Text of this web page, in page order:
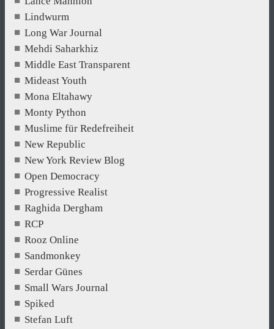
Lindwurm
Long War Journal
Mehdi Saharkhiz
Middle East Transparent
Mideast Youth
Mona Eltahawy
Monty Python
Muslime für Redefreiheit
New Republic
New York Review Blog
Open Democracy
Progressive Realist
Raghida Dergham
RCP
Rooz Online
Sandmonkey
Serdar Günes
Small Wars Journal
Spiked
Stefan Luft